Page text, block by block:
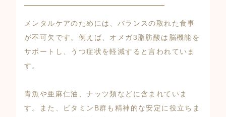
メンタルケアのためには、バランスの取れた食事
が不可欠です。例えば、オメガ3脂肪酸は脳機能を
サポートし、うつ症状を軽減すると言われていま
す。
青魚や亜麻仁油、ナッツ類などに含まれていま
す。また、ビタミンB群も精神的な安定に役立ちま